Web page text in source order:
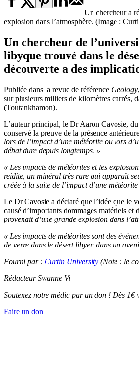
Un chercheur a
explosion dans l’atmosphère. (Image :
Un chercheur de
libyque trouvé dans le
découverte a des
Publiée dans la revue de référence Geology
sur plusieurs milliers de kilomètres carrés,
(Toutankhamon).
L’auteur principal, le Dr Aaron Cavosie, du
conservé la preuve de la présence
lors de l’impact d’une météorite ou lors
débat dure depuis longtemps. »
« Les impacts de météorites et les
reidite, un minéral très rare qui apparaît
créée à la suite de l’impact d’une météorite
Le Dr Cavosie a déclaré que l’idée que le
causé d’importants dommages matériels
provenait d’une grande explosion dans
« Les impacts de météorites sont des
de verre dans le désert libyen dans un
Fourni par : Curtin University (Note : le
RédacteurSwanne Vi
Soutenez notre média par un don ! Dès
Faire un don